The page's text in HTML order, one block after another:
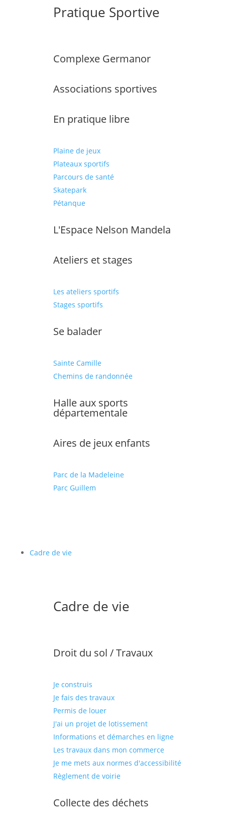
Pratique Sportive
Complexe Germanor
Associations sportives
En pratique libre
Plaine de jeux
Plateaux sportifs
Parcours de santé
Skatepark
Pétanque
L'Espace Nelson Mandela
Ateliers et stages
Les ateliers sportifs
Stages sportifs
Se balader
Sainte Camille
Chemins de randonnée
Halle aux sports
départementale
Aires de jeux enfants
Parc de la Madeleine
Parc Guillem
Cadre de vie
Cadre de vie
Droit du sol / Travaux
Je construis
Je fais des travaux
Permis de louer
J'ai un projet de lotissement
Informations et démarches en ligne
Les travaux dans mon commerce
Je me mets aux normes d'accessibilité
Règlement de voirie
Collecte des déchets